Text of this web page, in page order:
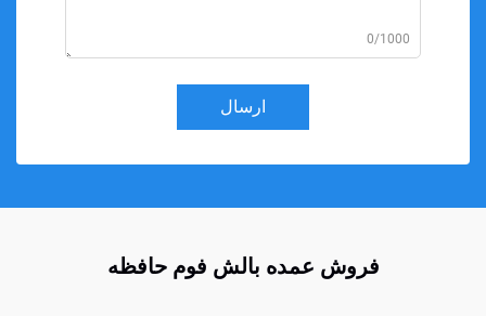
0/1000
ارسال
فروش عمده بالش فوم حافظه